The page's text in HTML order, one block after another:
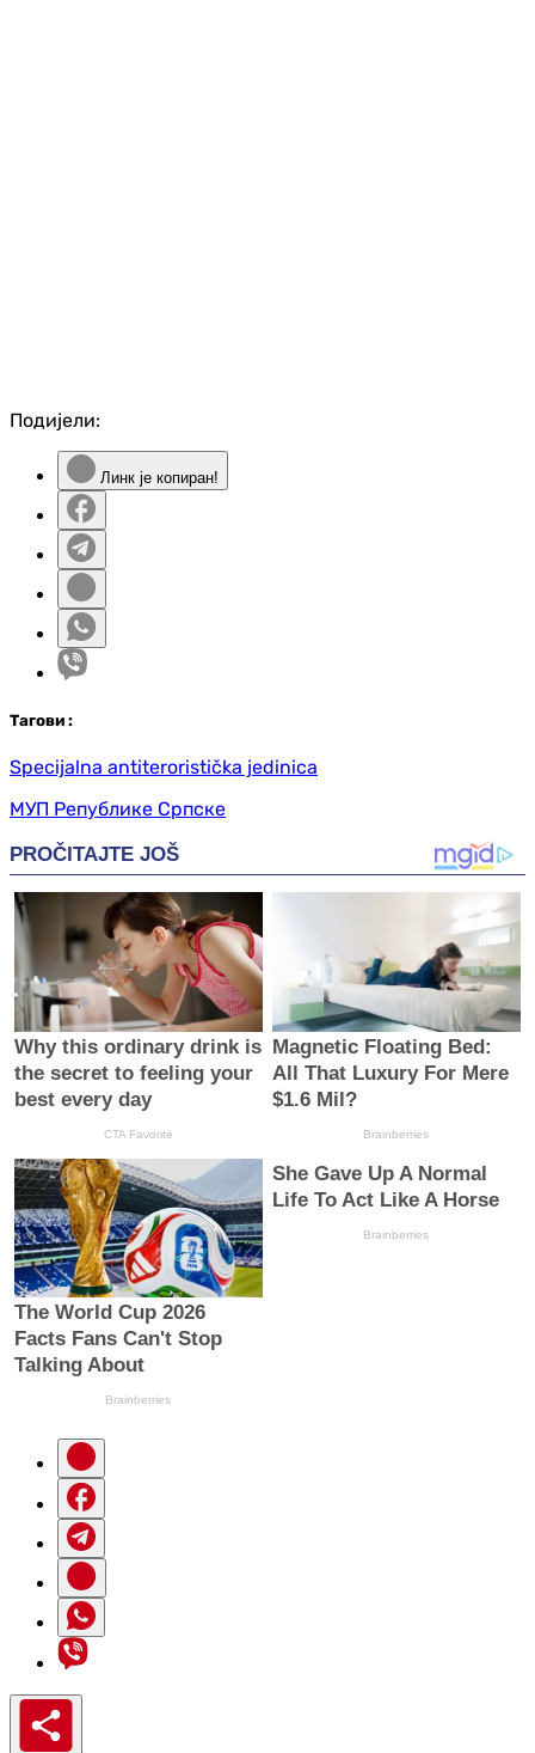
Подијели:
Линк је копиран!
Тагови :
Specijalna antiteroristička jedinica
МУП Републике Српске